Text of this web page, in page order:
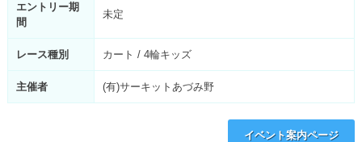
エントリー期
間
未定
レース種別 カート / 4輪キッズ
主催者 (有)サーキットあづみ野
イベント案内ページ